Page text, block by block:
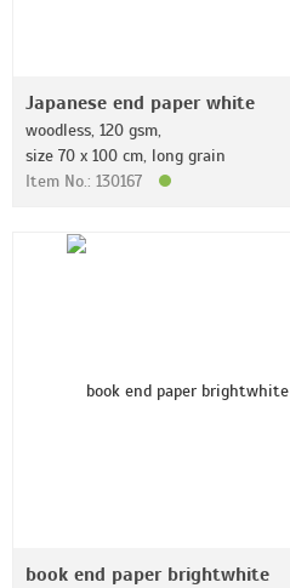
Japanese end paper white
woodless, 120 gsm,
size 70 x 100 cm, long grain
Item No.: 130167
book end paper brightwhite